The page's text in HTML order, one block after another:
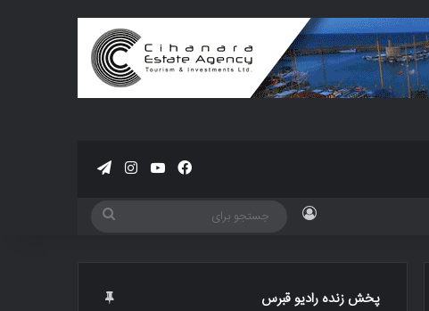
فیسبوکیوتیوباینستاگرام
پخش زنده رادیو قبرس